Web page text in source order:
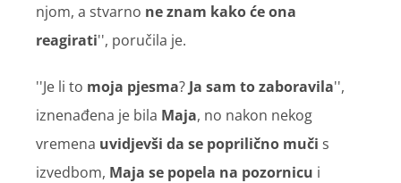
njom, a stvarno ne znam kako će ona
reagirati'', poručila je.
''Je li to moja pjesma? Ja sam to zaboravila'',
iznenađena je bila Maja, no nakon nekog
vremena uvidjevši da se poprilično muči s
izvedbom, Maja se popela na pozornicu i